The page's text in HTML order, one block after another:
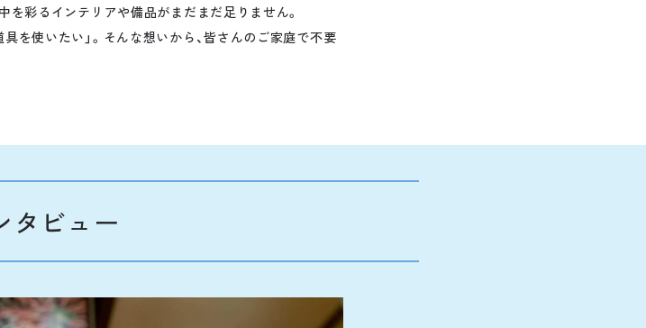
を彩るインテリアや備品がまだまだ足りません。
を使いたい」。そんな想いから、皆さんのご家庭で不要
タビュー